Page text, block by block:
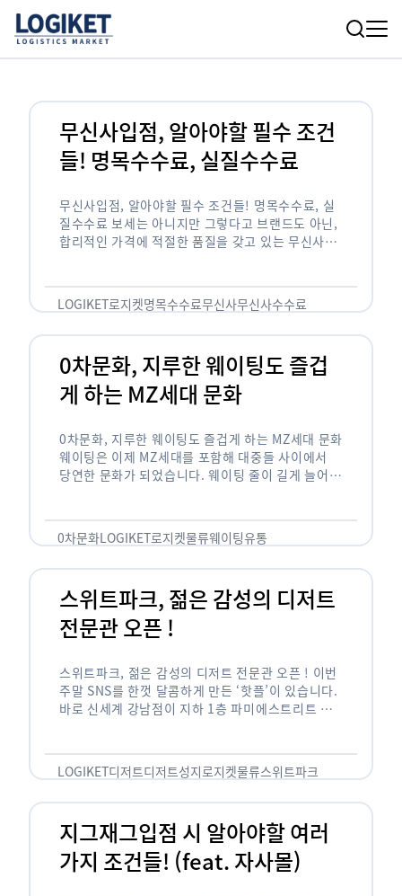
무신사입점, 알아야할 필수 조건
들! 명목수수료, 실질수수료
무신사입점, 알아야할 필수 조건들! 명목수수료, 실
질수수료 보세는 아니지만 그렇다고 브랜드도 아닌,
합리적인 가격에 적절한 품질을 갖고 있는 무신사!
LOGIKET로지켓명목수수료무신사무신사수수료
0차문화, 지루한 웨이팅도 즐겁
게 하는 MZ세대 문화
0차문화, 지루한 웨이팅도 즐겁게 하는 MZ세대 문화
웨이팅은 이제 MZ세대를 포함해 대중들 사이에서
당연한 문화가 되었습니다. 웨이팅 줄이 길게 늘어서
0차문화LOGIKET로지켓물류웨이팅유통
스위트파크, 젊은 감성의 디저트
전문관 오픈 !
스위트파크, 젊은 감성의 디저트 전문관 오픈 ! 이번
주말 SNS를 한껏 달콤하게 만든 ‘핫플’이 있습니다.
바로 신세계 강남점이 지하 1층 파미에스트리트 분
LOGIKET디저트디저트성지로지켓물류스위트파크
지그재그입점 시 알아야할 여러
가지 조건들! (feat. 자사몰)